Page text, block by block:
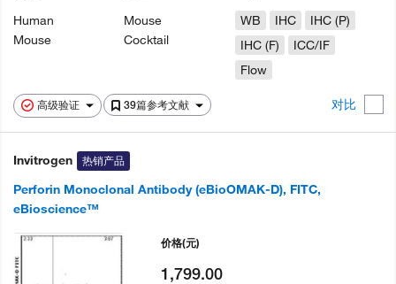
高级验证 39篇参考文献 对比
Human
Mouse
Mouse
Cocktail
WB
IHC
IHC (P)
IHC (F)
ICC/IF
Flow
Invitrogen 热销产品
Perforin Monoclonal Antibody (eBioOMAK-D), FITC,
eBioscience™
价格(元)
1,799.00